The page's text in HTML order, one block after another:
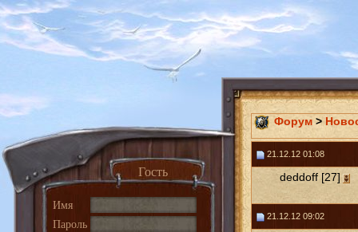
Гость
Имя
Пароль
Форум >
21.12.12 01:08
deddoff [27]
21.12.12 09:02